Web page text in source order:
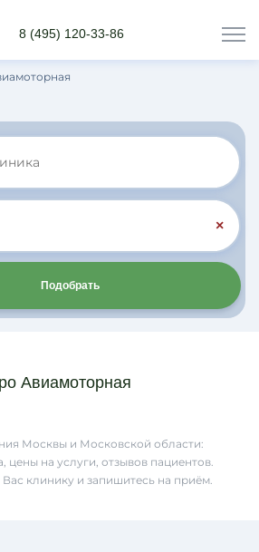
8 (495) 120-33-86
×
Подобрать
Авиамоторная
Москвы и Московской области:
цены на услуги, отзывов пациентов.
клинику и запишитесь на приём.